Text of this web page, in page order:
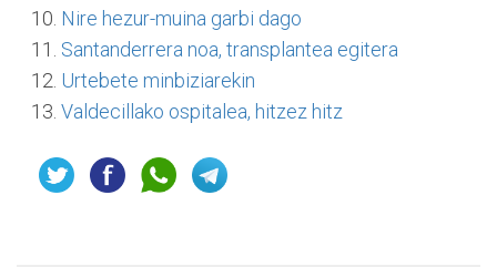
Nire hezur-muina garbi dago
Santanderrera noa, transplantea egitera
Urtebete minbiziarekin
Valdecillako ospitalea, hitzez hitz